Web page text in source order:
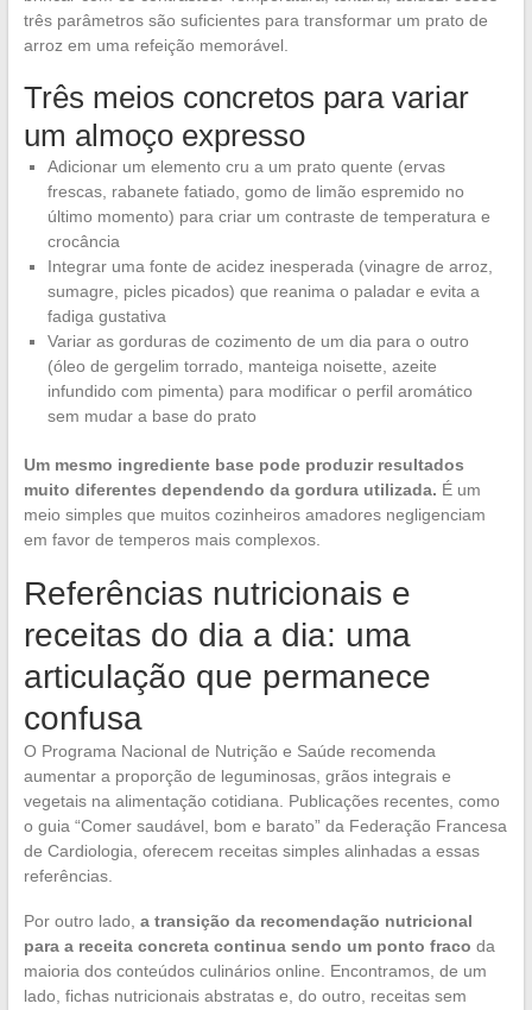
três parâmetros são suficientes para transformar um prato de
arroz em uma refeição memorável.
Três meios concretos para variar
um almoço expresso
Adicionar um elemento cru a um prato quente (ervas
frescas, rabanete fatiado, gomo de limão espremido no
último momento) para criar um contraste de temperatura e
crocância
Integrar uma fonte de acidez inesperada (vinagre de arroz,
sumagre, picles picados) que reanima o paladar e evita a
fadiga gustativa
Variar as gorduras de cozimento de um dia para o outro
(óleo de gergelim torrado, manteiga noisette, azeite
infundido com pimenta) para modificar o perfil aromático
sem mudar a base do prato
Um mesmo ingrediente base pode produzir resultados
muito diferentes dependendo da gordura utilizada. É um
meio simples que muitos cozinheiros amadores negligenciam
em favor de temperos mais complexos.
Referências nutricionais e
receitas do dia a dia: uma
articulação que permanece
confusa
O Programa Nacional de Nutrição e Saúde recomenda
aumentar a proporção de leguminosas, grãos integrais e
vegetais na alimentação cotidiana. Publicações recentes, como
o guia “Comer saudável, bom e barato” da Federação Francesa
de Cardiologia, oferecem receitas simples alinhadas a essas
referências.
Por outro lado, a transição da recomendação nutricional
para a receita concreta continua sendo um ponto fraco da
maioria dos conteúdos culinários online. Encontramos, de um
lado, fichas nutricionais abstratas e, do outro, receitas sem